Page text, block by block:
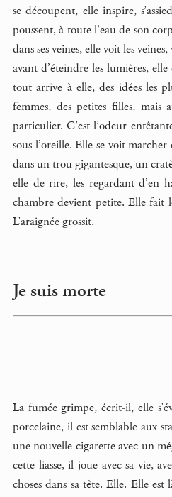
se découpent, elle inspire,
poussent, à toute l’eau de son
dans ses veines, elle voit les
avant d’éteindre les lumières,
tout arrive à elle, des idées les
femmes, des petites filles,
particulier. C’est l’odeur
sous l’oreille. Elle se voit
dans un trou gigantesque, un
elle de rire, les regardant d’en
chambre devient petite. Elle fait
L’araignée grossit.
Je suis morte
La fumée grimpe, écrit-il, elle
porcelaine, il est semblable aux
une nouvelle cigarette avec un
cette liasse, il joue avec sa vie,
choses dans sa tête. Elle. Elle